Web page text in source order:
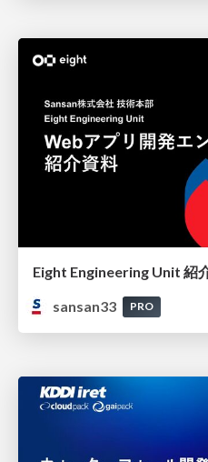
Eight Engineering Unit 紹
sansan33
PRO